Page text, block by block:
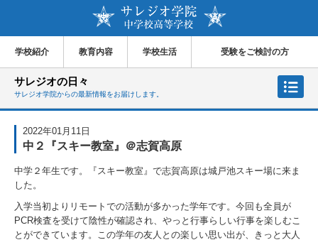
学校紹介 教育内容 学校生活 受験をご検討の方
サレジオの日々
サレジオ学院からの最新情報をお届けします。
2022年01月11日
中２『スキー教室』＠志賀高原
中学２年生です。『スキー教室』で志賀高原は城戸池スキー場に来ま
した。
入学当初よりリモートでの活動が多かった学年です。今回も全員が
PCR検査を受けて陰性が確認され、やっと行事らしい行事を楽しむこ
とができています。この学年の友人との楽しい思い出が、きっと大人